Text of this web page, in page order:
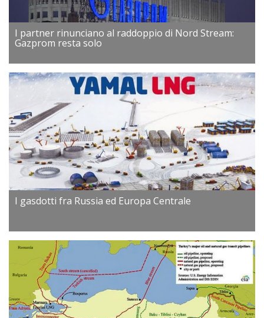
I partner rinunciano al raddoppio di Nord Stream:
Gazprom resta solo
I gasdotti fra Russia ed Europa Centrale